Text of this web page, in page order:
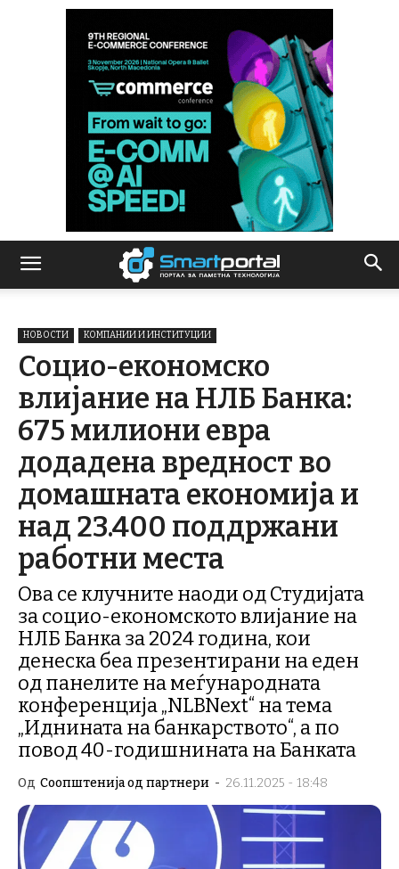
НОВОСТИ КОМПАНИИ И ИНСТИТУЦИИ
Социо-економско
влијание на НЛБ Банка:
675 милиони евра
додадена вредност во
домашната економија и
над 23.400 поддржани
работни места
Ова се клучните наоди од Студијата
за социо-економското влијание на
НЛБ Банка за 2024 година, кои
денеска беа презентирани на еден
од панелите на меѓународната
конференција „NLBNext“ на тема
„Иднината на банкарството“, а по
повод 40-годишнината на Банката
Од Соопштенија од партнери - 26.11.2025 - 18:48